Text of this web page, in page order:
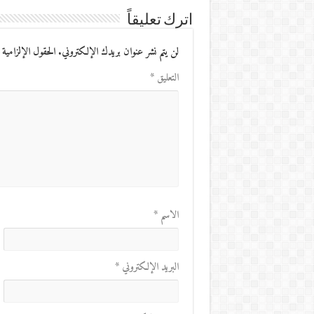
اترك تعليقاً
لن يتم نشر عنوان بريدك الإلكتروني. الحقول
التعليق*
الاسم*
البريد الإلكتروني*